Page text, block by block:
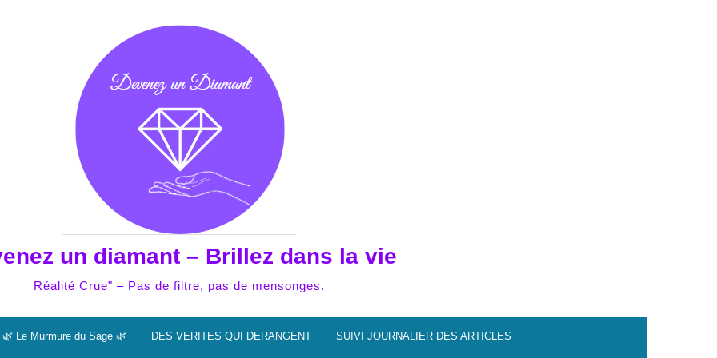
un diamant – Brillez dans la vie
Réalité Crue" – Pas de filtre, pas de mensonges.
🌿 Le Murmure du Sage 🌿 DES VERITES QUI DERANGENT SUIVI JOURNALIER DES ARTICLES